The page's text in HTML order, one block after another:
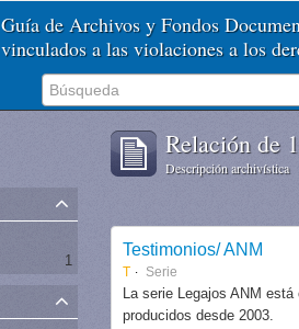
Guía de Archivos y Fondos
vinculados a las violaciones a los
1
Relación de
Descripción archivística
Testimonios/ ANM
T Serie
La serie Legajos ANM
producidos desde 2003.